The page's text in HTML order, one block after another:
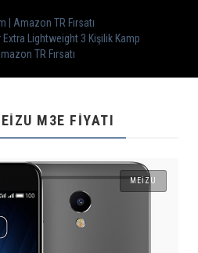
| Amazon TR Fırsatı
Lightweight 3 Kişilik Kamp
TR Fırsatı
M3E FIYATI
MEIZU